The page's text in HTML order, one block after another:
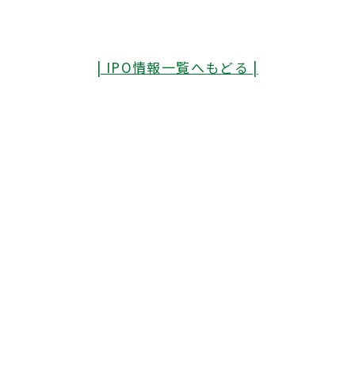
| IPO情報一覧へもどる |